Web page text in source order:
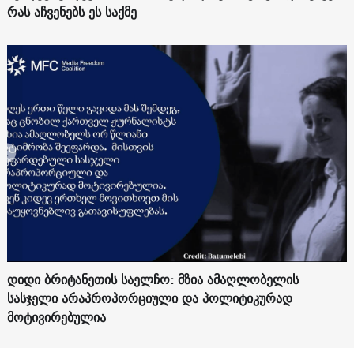
რას აჩვენებს ეს საქმე
დიდი ბრიტანეთის საელჩო: მზია ამაღლობელის
სასჯელი არაპროპორციული და პოლიტიკურად
მოტივირებულია